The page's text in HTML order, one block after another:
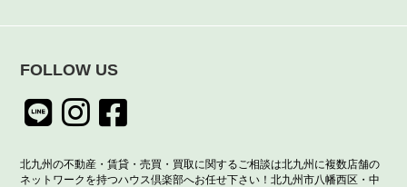
FOLLOW US
北九州の不動産・賃貸・売買・買取に関するご相談は北九州に複数店舗の
ネットワークを持つハウス倶楽部へお任せ下さい！北九州市八幡西区・中